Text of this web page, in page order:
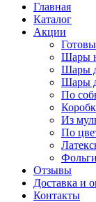
Главная
Каталог
Акции
Шары
Шары
Шары
По
Из
По
Отзывы
Доставка и
Контакты